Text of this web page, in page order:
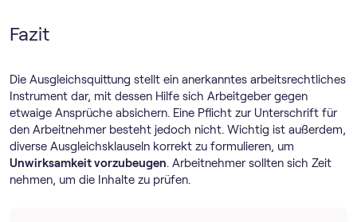
Fazit
Die Ausgleichsquittung stellt ein anerkanntes arbeitsrechtliches
Instrument dar, mit dessen Hilfe sich Arbeitgeber gegen
etwaige Ansprüche absichern. Eine Pflicht zur Unterschrift für
den Arbeitnehmer besteht jedoch nicht. Wichtig ist außerdem,
diverse Ausgleichsklauseln korrekt zu formulieren, um
Unwirksamkeit vorzubeugen. Arbeitnehmer sollten sich Zeit
nehmen, um die Inhalte zu prüfen.